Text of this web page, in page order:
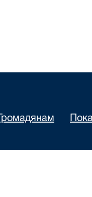
Громадянам